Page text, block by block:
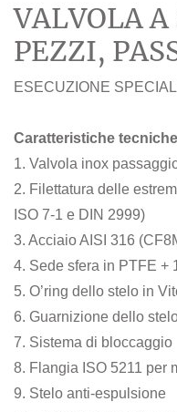
VALVOLA A
PEZZI,
ESECUZIONE
Caratteristiche tecniche
1. Valvola inox
2. Filettatura delle
ISO 7-1 e DIN 2999)
3. Acciaio AISI 316
4. Sede sfera in PTFE +
5. O’ring dello stelo in
6. Guarnizione dello
7. Sistema di bloccaggio
8. Flangia ISO 5211 per
9. Stelo anti-espulsione